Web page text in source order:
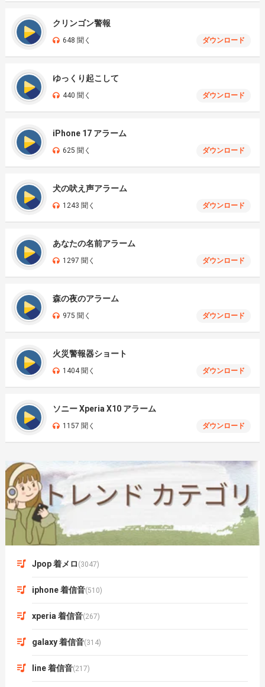
クリンゴン警報
648 聞く ダウンロード
ゆっくり起こして
440 聞く ダウンロード
iPhone 17 アラーム
625 聞く ダウンロード
犬の吠え声アラーム
1243 聞く ダウンロード
あなたの名前アラーム
1297 聞く ダウンロード
森の夜のアラーム
975 聞く ダウンロード
火災警報器ショート
1404 聞く ダウンロード
ソニー Xperia X10 アラーム
1157 聞く ダウンロード
Jpop 着メロ (3047)
iphone 着信音(510)
xperia 着信音(267)
galaxy 着信音(314)
line 着信音(217)